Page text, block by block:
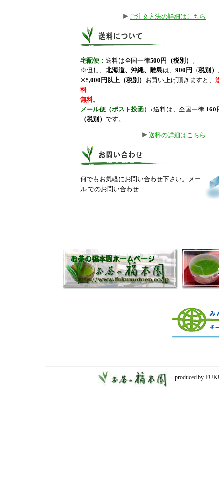
ご注文方法の詳細はこちら
宅配便： 送料は全国一律500円（税別） 。
※但し、 北海道、沖縄、離島は、 900円（税別）
※5,000円以上（税別） お買い上げ頂きますと、
料
無料。
メール便（ポスト投函）: 送料は、全国一律 160
（税別） です。
送料の詳細はこちら
何でもお気軽にお問い合わせ下さい。メー
ル でのお問い合わせ
produced by